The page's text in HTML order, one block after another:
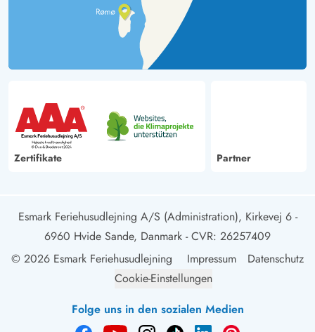
Zertifikate Partner
Esmark Feriehusudlejning A/S (Administration), Kirkevej 6 -
6960 Hvide Sande, Danmark - CVR: 26257409
© 2026 Esmark Feriehusudlejning
Impressum
Datenschutz
Cookie-Einstellungen
Folge uns in den sozialen Medien